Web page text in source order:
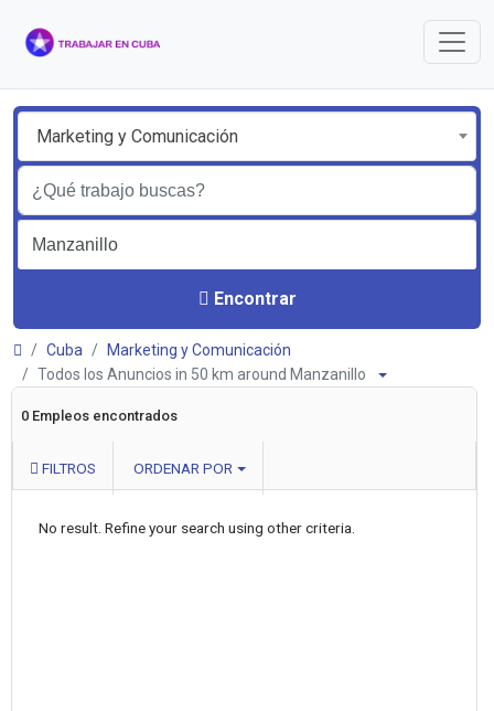
Marketing y Comunicación
Encontrar
Cuba
Marketing y Comunicación
Todos los Anuncios in 50 km around Manzanillo
0 Empleos encontrados
FILTROS ORDENAR POR
No result. Refine your search using other criteria.